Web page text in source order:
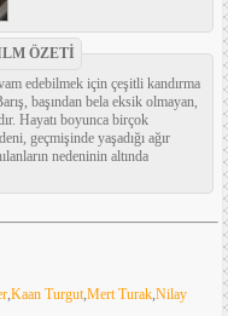
ÖZETİ
edebilmek için çeşitli kandırma
başından bela eksik olmayan,
Hayatı boyunca birçok
geçmişinde yaşadığı ağır
nedeninin altında
,Kaan Turgut,Mert Turak,Nilay